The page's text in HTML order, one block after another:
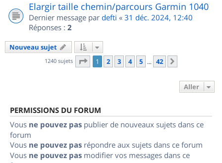
Elargir taille chemin/parcours Garmin 1040
Dernier message par defti « 31 déc. 2024, 12:40
Réponses : 2
Nouveau sujet
1240 sujets Page 1sur
1 2 3 4 5 … 42
Aller
PERMISSIONS DU FORUM
Vous ne pouvez pas publier de nouveaux sujets dans ce
forum
Vous ne pouvez pas répondre aux sujets dans ce forum
Vous ne pouvez pas modifier vos messages dans ce